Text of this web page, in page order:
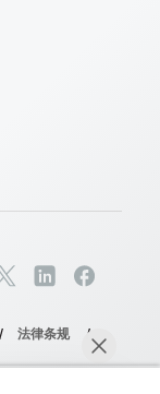
法律条规